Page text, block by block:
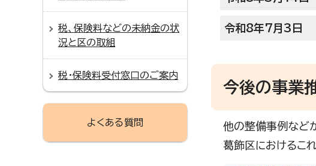
令和8年7月3日
今後の事業
他の整備事例など
葛飾区におけるこ
税、保険料などの未納金の状
況と区の取組
税・保険料受付窓口のご案内
よくある質問